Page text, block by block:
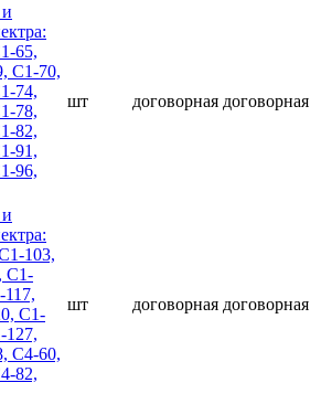
65,
С1-70,
74,
78,
82,
91,
96,
шт договорная договорная
103,
С1-
С1-
127,
С4-60,
82,
шт договорная договорная